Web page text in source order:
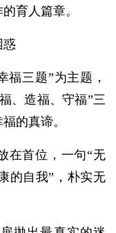
育人篇章。
惑
福三题”为主题，
、造福、守福”三
的真谛。
在首位，一句“无
的自我”，朴实无